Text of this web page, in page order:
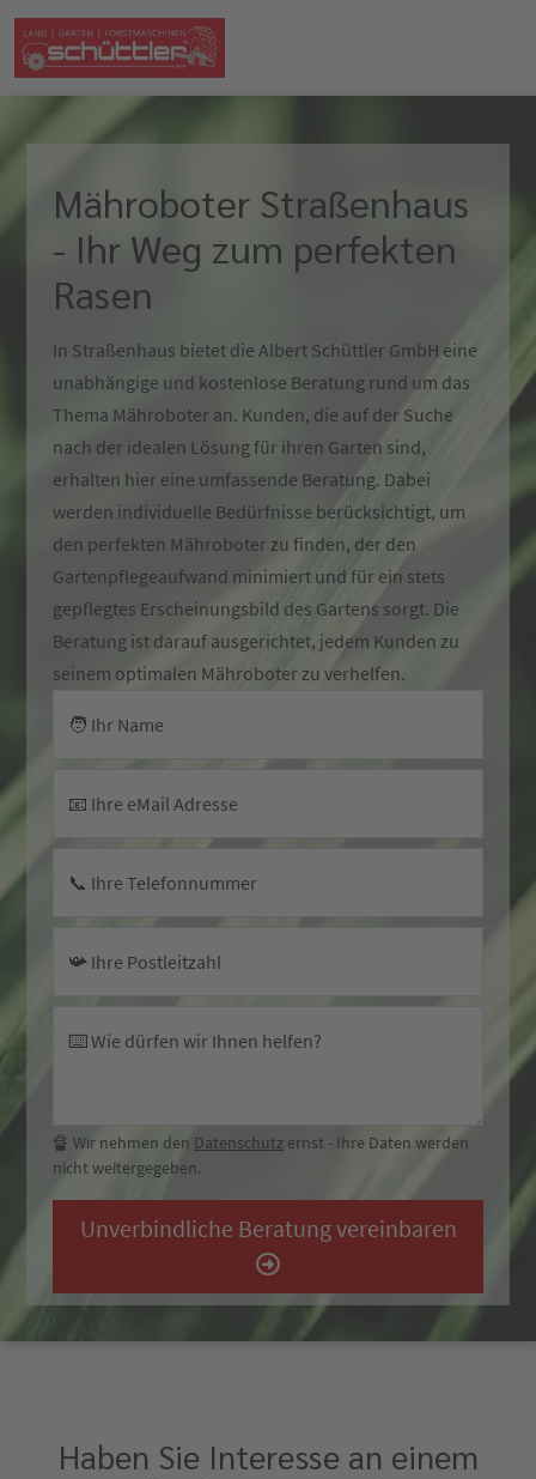
Mähroboter Straßenhaus
- Ihr Weg zum perfekten
Rasen
In Straßenhaus bietet die Albert Schüttler GmbH eine
unabhängige und kostenlose Beratung rund um das
Thema Mähroboter an. Kunden, die auf der Suche
nach der idealen Lösung für ihren Garten sind,
erhalten hier eine umfassende Beratung. Dabei
werden individuelle Bedürfnisse berücksichtigt, um
den perfekten Mähroboter zu finden, der den
Gartenpflegeaufwand minimiert und für ein stets
gepflegtes Erscheinungsbild des Gartens sorgt. Die
Beratung ist darauf ausgerichtet, jedem Kunden zu
seinem optimalen Mähroboter zu verhelfen.
🧑 Ihr Name
📧 Ihre eMail Adresse
📞 Ihre Telefonnummer
📯 Ihre Postleitzahl
⌨️ Wie dürfen wir Ihnen helfen?
🔏 Wir nehmen den Datenschutz ernst - Ihre Daten werden
nicht weitergegeben.
Haben Sie Interesse an einem